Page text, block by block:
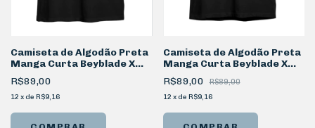
Camiseta de Algodão Preta
Manga Curta Beyblade X
Robin
R$89,00
12 x de R$9,16
Camiseta de Algodão Preta
Manga Curta Beyblade X
Logo
R$89,00 R$89,00
12 x de R$9,16